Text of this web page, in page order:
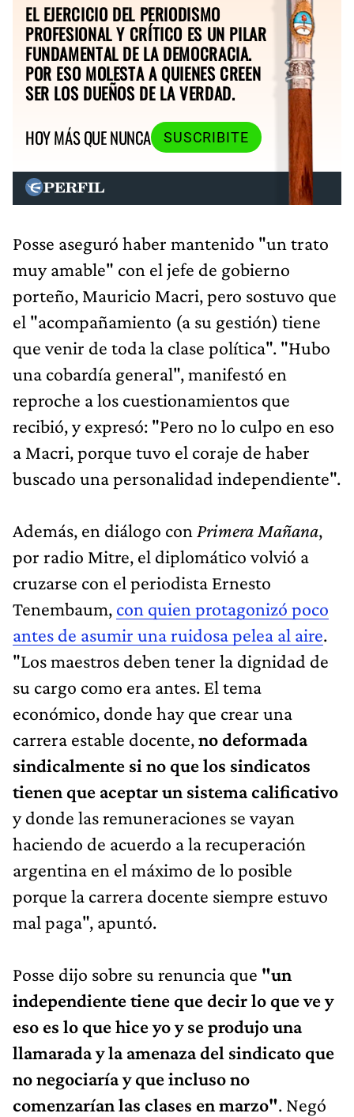
EL EJERCICIO DEL PERIODISMO
PROFESIONAL Y CRÍTICO ES UN PILAR
FUNDAMENTAL DE LA DEMOCRACIA.
POR ESO MOLESTA A QUIENES CREEN
SER LOS DUEÑOS DE LA VERDAD.
HOY MÁS QUE NUNCA
SUSCRIBITE
Posse aseguró haber mantenido "un trato
muy amable" con el jefe de gobierno
porteño, Mauricio Macri, pero sostuvo que
el "acompañamiento (a su gestión) tiene
que venir de toda la clase política". "Hubo
una cobardía general", manifestó en
reproche a los cuestionamientos que
recibió, y expresó: "Pero no lo culpo en eso
a Macri, porque tuvo el coraje de haber
buscado una personalidad independiente".
Además, en diálogo con Primera Mañana,
por radio Mitre, el diplomático volvió a
cruzarse con el periodista Ernesto
Tenembaum, con quien protagonizó poco
antes de asumir una ruidosa pelea al aire.
"Los maestros deben tener la dignidad de
su cargo como era antes. El tema
económico, donde hay que crear una
carrera estable docente,no deformada
sindicalmente si no que los sindicatos
tienen que aceptar un sistema calificativo
y donde las remuneraciones se vayan
haciendo de acuerdo a la recuperación
argentina en el máximo de lo posible
porque la carrera docente siempre estuvo
mal paga", apuntó.
Posse dijo sobre su renuncia que "un
independiente tiene que decir lo que ve y
eso es lo que hice yo y se produjo una
llamarada y la amenaza del sindicato que
no negociaría y que incluso no
comenzarían las clases en marzo". Negó